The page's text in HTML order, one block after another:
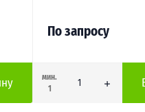
По запросу
мин.
1